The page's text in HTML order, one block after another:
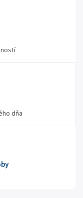
dňa